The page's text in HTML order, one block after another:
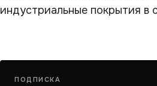
индустриальные покрытия в
ПОДПИСКА